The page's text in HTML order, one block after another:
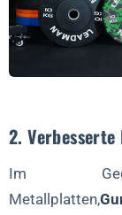
2.
Im
Metallplatten,